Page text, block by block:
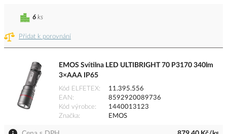
Přidat k porovnání
6 ks
EMOS Svítilna LED ULTIBRIGHT 70 P3170 340lm
3×AAA IP65
Kód ELFETEX
11.395.556
EAN
8592920089736
Kód výrobce
1440013123
Značka
EMOS